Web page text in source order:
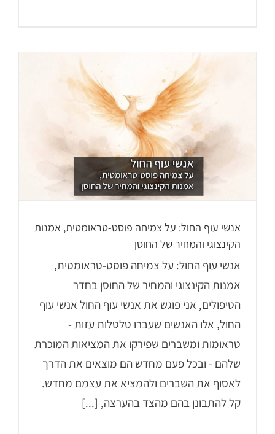
אנשי עוף החול: על צמיחה פוסט-טראומטית, אמנות
הקינצוגי והמחיר של החוסן
אנשי עוף החול: על צמיחה פוסט-טראומטית,
אמנות הקינצוגי והמחיר של החוסן בחדר
הטיפולים, אני פוגש את אנשי עוף החול אנשי עוף
החול, אלו האנשים שעברו טלטלות עזות -
טראומות ומשברים שפירקו את המציאות המוכרת
שלהם - ובכל פעם מחדש הם מוצאים את הדרך
לאסוף את השברים ולהמציא את עצמם מחדש.
קל להתבונן בהם מהצד בהערצה, [...]